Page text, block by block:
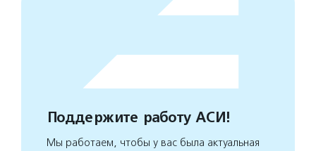
Поддержите работу АСИ!
Мы работаем, чтобы у вас была актуальная